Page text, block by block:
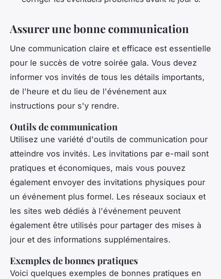
Assurer une bonne communication
Une communication claire et efficace est essentielle
pour le succès de votre soirée gala. Vous devez
informer vos invités de tous les détails importants,
de l'heure et du lieu de l'événement aux
instructions pour s'y rendre.
Outils de communication
Utilisez une variété d'outils de communication pour
atteindre vos invités. Les invitations par e-mail sont
pratiques et économiques, mais vous pouvez
également envoyer des invitations physiques pour
un événement plus formel. Les réseaux sociaux et
les sites web dédiés à l'événement peuvent
également être utilisés pour partager des mises à
jour et des informations supplémentaires.
Exemples de bonnes pratiques
Voici quelques exemples de bonnes pratiques en